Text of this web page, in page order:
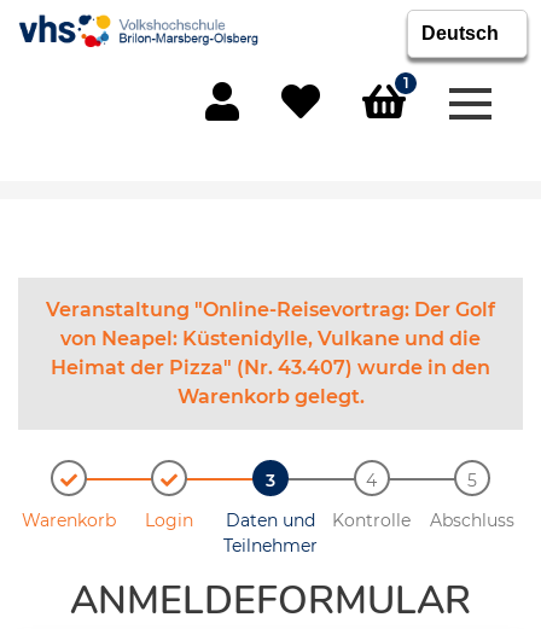
1
Veranstaltung "Online-Reisevortrag: Der Golf
von Neapel: Küstenidylle, Vulkane und die
Heimat der Pizza" (Nr. 43.407) wurde in den
Warenkorb gelegt.
Warenkorb Login
Daten und
Teilnehmer
Kontrolle Abschluss
ANMELDEFORMULAR